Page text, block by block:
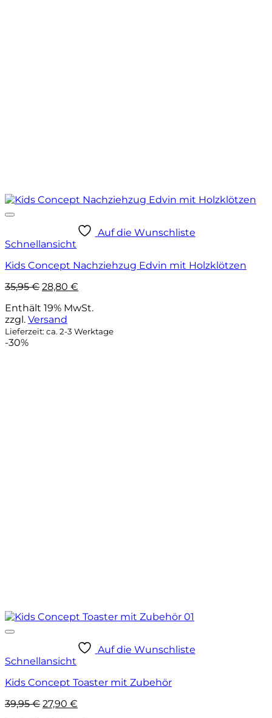
Auf die Wunschliste
Schnellansicht
Kids Concept Nachziehzug Edvin mit Holzklötzen
35,95€ Ursprünglicher
war:
35,95 €
28,80 €
ist:
Enthält 19% MwSt.
zzgl. Versand
Lieferzeit: ca. 2-3 Werktage
-30%
Auf die Wunschliste
Schnellansicht
Kids Concept Toaster mit Zubehör
39,95€ Ursprünglicher
27,90 €